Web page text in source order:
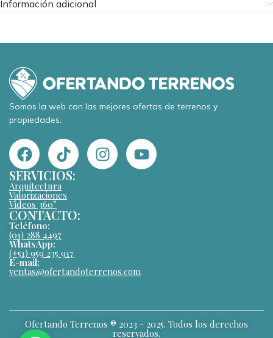
Información adicional
Somos la web con las mejores ofertas de terrenos y
propiedades.
SERVICIOS:
Arquitectura
Valorizaciones
Videos 360°
CONTACTO:
Teléfono:
(01) 288 4497
WhatsApp:
(+51) 959 235 917
E-mail:
ventas@ofertandoterrenos.com
Ofertando Terrenos ® 2023 - 2025. Todos los derechos
reservados.